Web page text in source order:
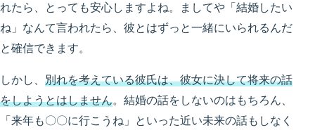
れたら、とっても安心しますよね。ましてや「結婚したい
ね」なんて言われたら、彼とはずっと一緒にいられるんだ
と確信できます。
しかし、 別れを考えている彼氏は、彼女に決して将来の話
をしようとはしません。結婚の話をしないのはもちろん、
「来年も〇〇に行こうね」といった近い未来の話もしなく